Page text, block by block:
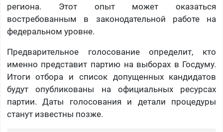
региона. Этот опыт может оказаться
востребованным в законодательной работе на
федеральном уровне.
Предварительное голосование определит, кто
именно представит партию на выборах в Госдуму.
Итоги отбора и список допущенных кандидатов
будут опубликованы на официальных ресурсах
партии. Даты голосования и детали процедуры
станут известны позже.